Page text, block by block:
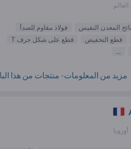
المعدن النفيس
فولاذ مقاوم للصدأ
قطع التخفيض
قطع على شكل حرف T
...
مزيد من المعلومات- منتجات من هذا
أوروبا